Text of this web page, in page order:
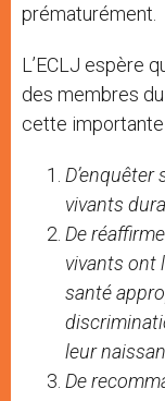
prématurément.
L’ECLJ espère
des membres
cette
vivants
De
vivants ont
santé
leur
De